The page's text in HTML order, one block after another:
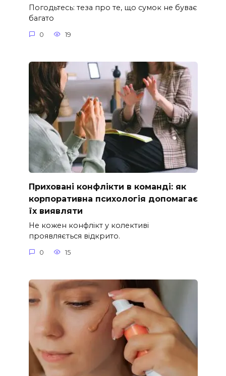
Погодьтесь: теза про те, що сумок не буває
багато
0 19
Приховані конфлікти в команді: як
корпоративна психологія допомагає
їх виявляти
Не кожен конфлікт у колективі
проявляється відкрито.
0 15